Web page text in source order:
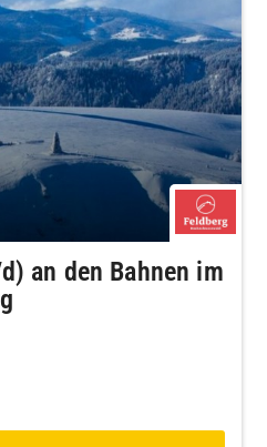
an den Bahnen im